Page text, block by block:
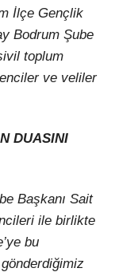
İlçe Gençlik
Bodrum Şube
toplum
ve veliler
DUASINI
Başkanı Sait
ile birlikte
bu
gönderdiğimiz